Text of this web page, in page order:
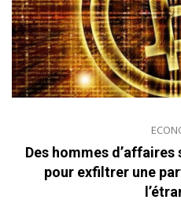
Des hommes
pour exfiltrer une